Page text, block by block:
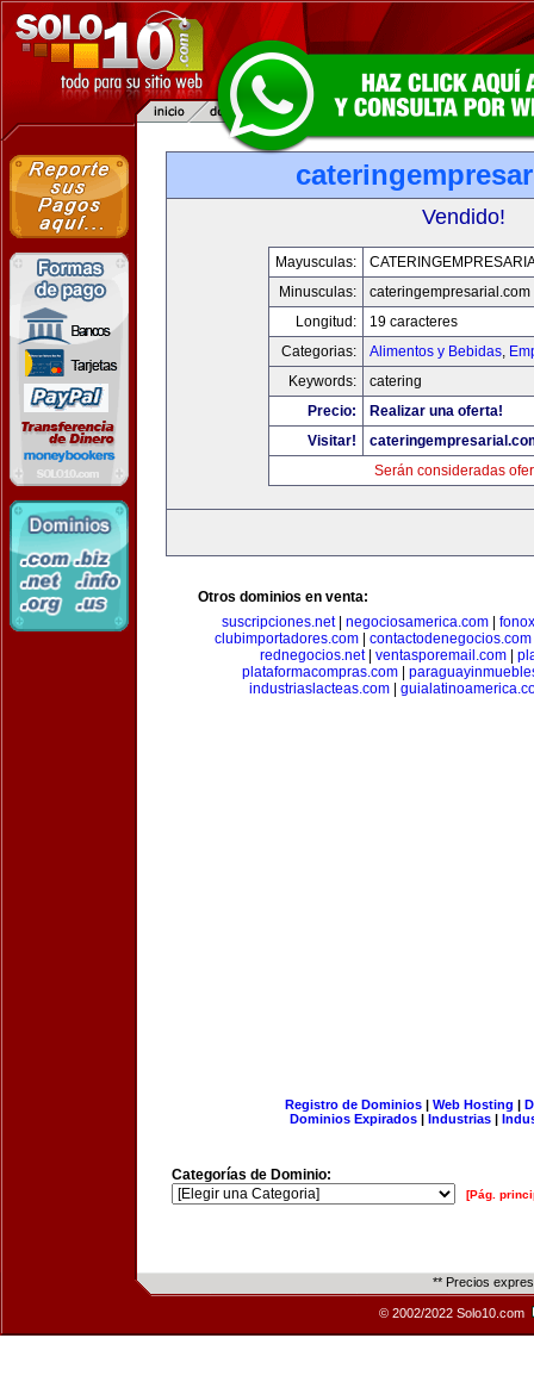
Vendido!
Mayusculas:
Minusculas:
cateringempresarial.com
Longitud:
19 caracteres
Categorias:
Alimentos y Bebidas,
Keywords:
catering
Precio:
Realizar una oferta!
Visitar!
Serán consideradas
Otros dominios en venta:
suscripciones.net| negociosamerica.com|
clubimportadores.com
contactodenegocios.com
rednegocios.net| ventasporemail.com
plataformacompras.com
industriaslacteas.com
Registro de Dominios| Web Hosting |
Dominios Expirados | Industrias |
Categorías de Dominio:
[Pág.
** Precios
© 2002/2022 Solo10.com